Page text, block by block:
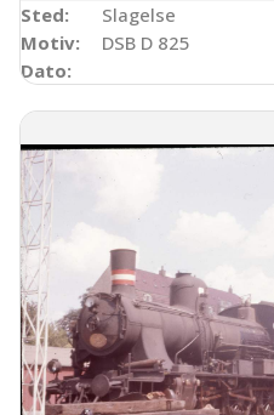
Sted:
Slagelse
Motiv:
DSB D 825
Dato: